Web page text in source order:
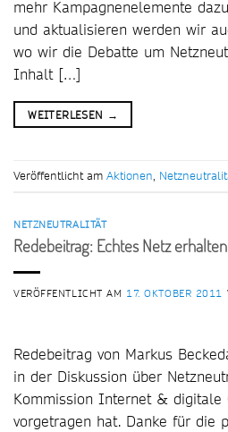
mehr Kampagnenelemente
und aktualisieren werden wir
wo wir die Debatte um
Inhalt […]
WEITERLESEN →
Veröffentlicht am Aktionen,
NETZNEUTRALITÄT
Redebeitrag: Echtes Netz
VERÖFFENTLICHT AM 17. OKTOBER 2011
Redebeitrag von Markus
in der Diskussion über
Kommission Internet & digitale
vorgetragen hat. Danke für die